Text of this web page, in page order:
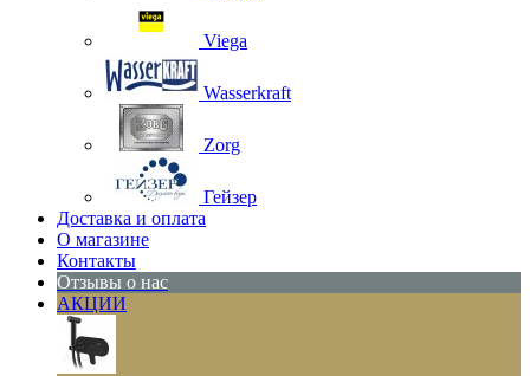
Viega
Wasserkraft
Zorg
Гейзер
Доставка и оплата
О магазине
Контакты
Отзывы о нас
АКЦИИ